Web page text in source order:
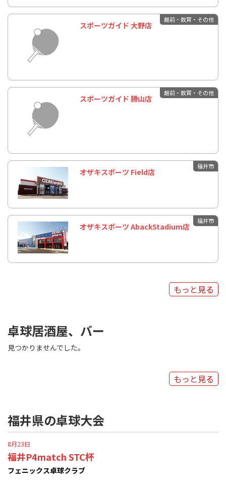
越前・敦賀・その他
スポーツガイド 大野店
越前・敦賀・その他
スポーツガイド 勝山店
福井市
オザキスポーツ Field店
福井市
オザキスポーツ AbackStadium店
もっと見る
卓球居酒屋、バー
見つかりませんでした。
もっと見る
福井県の卓球大会
8月23日
福井P4match STC杯
フェニックス卓球クラブ